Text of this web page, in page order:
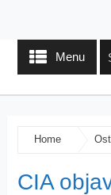
Menu
Home
CIA